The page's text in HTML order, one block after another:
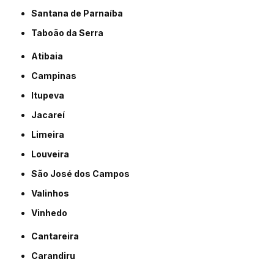
Santana de Parnaíba
Taboão da Serra
Atibaia
Campinas
Itupeva
Jacareí
Limeira
Louveira
São José dos Campos
Valinhos
Vinhedo
Cantareira
Carandiru